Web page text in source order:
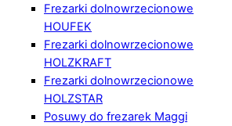
Frezarki dolnowrzecionowe
HOUFEK
Frezarki dolnowrzecionowe
HOLZKRAFT
Frezarki dolnowrzecionowe
HOLZSTAR
Posuwy do frezarek Maggi